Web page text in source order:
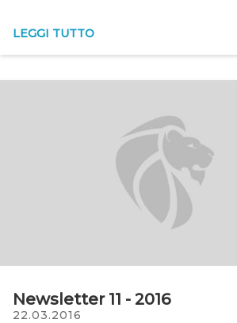
LEGGI TUTTO
Newsletter 11 - 2016
22.03.2016